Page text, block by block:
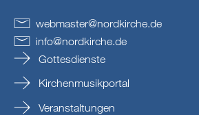
webmaster@nordkirche.de
info@nordkirche.de
Gottesdienste
Kirchenmusikportal
Veranstaltungen